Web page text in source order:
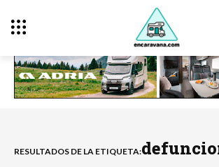
RESULTADOS DE LA ETIQUETA: